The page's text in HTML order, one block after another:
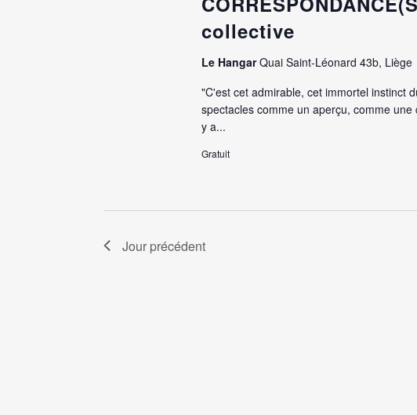
collective
Le HangarQuai Saint-Léonard 43b, Liège
"C'est cet admirable, cet immortel instinct
spectacles comme un aperçu, comme
y a...
Gratuit
Jour précédent